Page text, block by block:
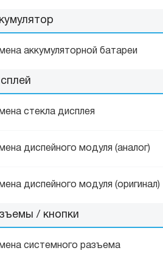
аккумуляторной батареи
стекла дисплея
диспейного модуля (аналог)
диспейного модуля (оригинал)
/ кнопки
системного разъема